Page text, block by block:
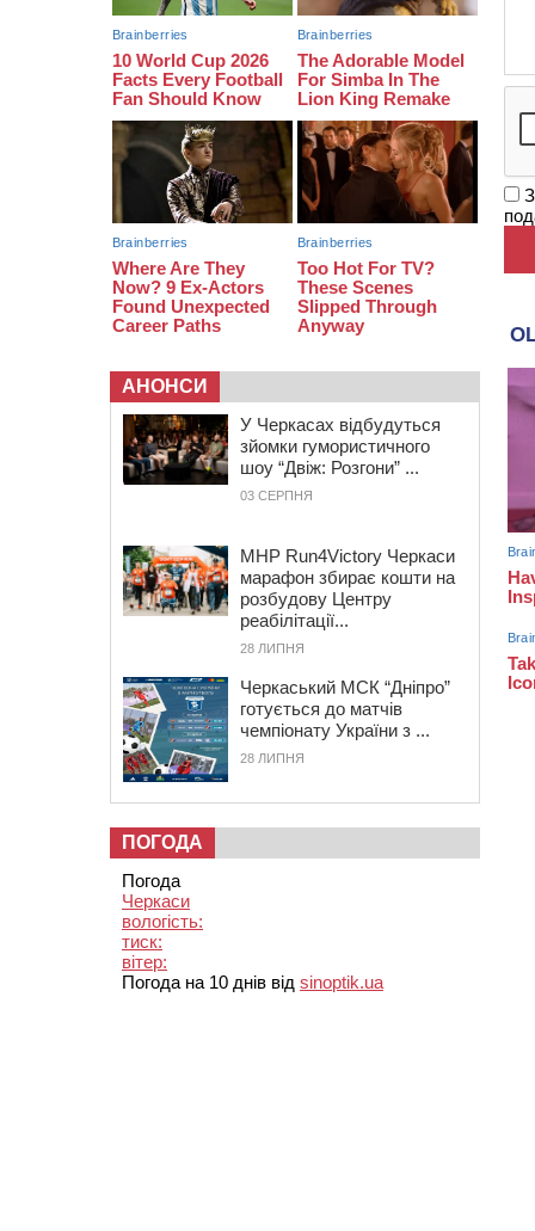
заповідного фонду
16:55 На Лисянщині проведуть в
останню путь полеглого
внаслідок атаки FPV-дрона
воїна
16:16 У Дахнівському лісництві
екоінспектори натрапили на
АНОНСИ
У Черкасах відбудуться
зйомки гумористичного
шоу “Двіж: Розгони” ...
03 СЕРПНЯ
MHP Run4Victory Черкаси
марафон збирає кошти на
розбудову Центру
реабілітації...
28 ЛИПНЯ
Черкаський МСК “Дніпро”
готується до матчів
чемпіонату України з ...
28 ЛИПНЯ
ПОГОДА
Погода
Черкаси
вологість:
тиск:
вітер:
Погода на 10 днів від sinoptik.ua